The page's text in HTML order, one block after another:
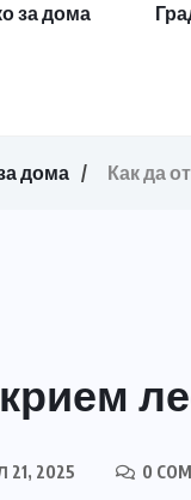
за дома
дома Как да
21, 2025 0